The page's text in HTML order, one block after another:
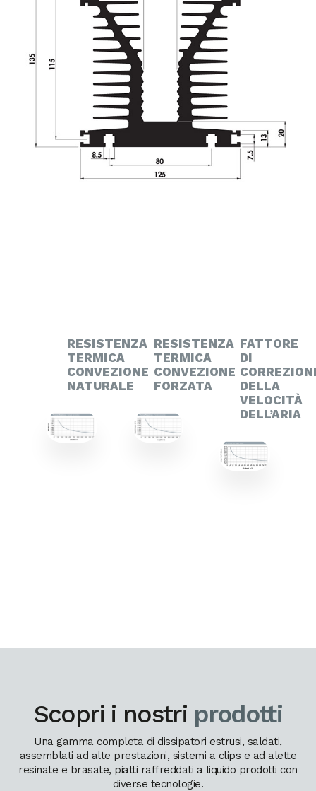
RESISTENZA
TERMICA
CONVEZIONE
NATURALE
RESISTENZA
TERMICA
CONVEZIONE
FORZATA
FATTORE
DI
DELLA
VELOCITÀ
DELL’ARIA
Scopri i nostri prodotti
Una gamma completa di dissipatori estrusi, saldati,
assemblati ad alte prestazioni, sistemi a clips e ad alette
resinate e brasate, piatti raffreddati a liquido prodotti con
diverse tecnologie.